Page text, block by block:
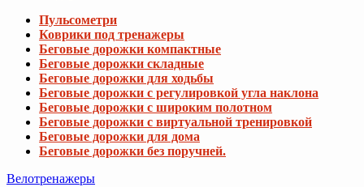
Пульсометри
Коврики под тренажеры
Беговые дорожки компактные
Беговые дорожки складные
Беговые дорожки для ходьбы
Беговые дорожки с регулировкой угла наклона
Беговые дорожки с широким полотном
Беговые дорожки с виртуальной тренировкой
Беговые дорожки для дома
Беговые дорожки без поручней.
Велотренажеры